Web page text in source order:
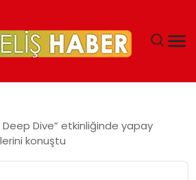
Deep Dive” etkinliğinde yapay
konuştu